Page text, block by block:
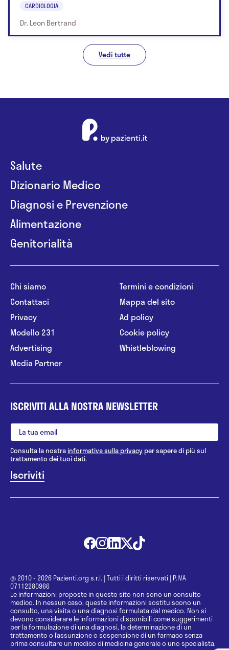
CARDIOLOGIA
Dr. Leon Bertrand
Vedi tutte
Salute
Dizionario Medico
Diagnosi e Prevenzione
Alimentazione
Genitorialità
Chi siamo
Contattaci
Privacy
Modello 231
Advertising
Media Partner
Termini e condizioni
Mappa del sito
Ad policy
Cookie policy
Whistleblowing
ISCRIVITI ALLA NOSTRA NEWSLETTER
Consulta la nostrainformativa sulla privacy per sapere di più sul
trattamento dei tuoi dati.
@ 2010 - 2026 Pazienti.org s.r.l. | Tutti i diritti riservati | P.IVA
07112280966
Le informazioni proposte in questo sito non sono un consulto
medico. In nessun caso, queste informazioni sostituiscono un
consulto, una visita o una diagnosi formulata dal medico. Non si
devono considerare le informazioni disponibili come suggerimenti
per la formulazione di una diagnosi, la determinazione di un
trattamento o l’assunzione o sospensione di un farmaco senza
prima consultare un medico di medicina generale o uno specialista.